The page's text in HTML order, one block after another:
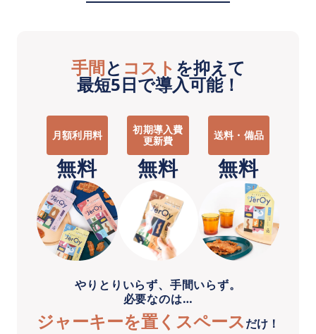
手間と コスト を抑えて
最短5日で導入可能！
月額利用料
無料
初期導入費
更新費
無料
送料・備品
無料
やりとりいらず、手間いらず。
必要なのは…
ジャーキーを置くスペースだけ！